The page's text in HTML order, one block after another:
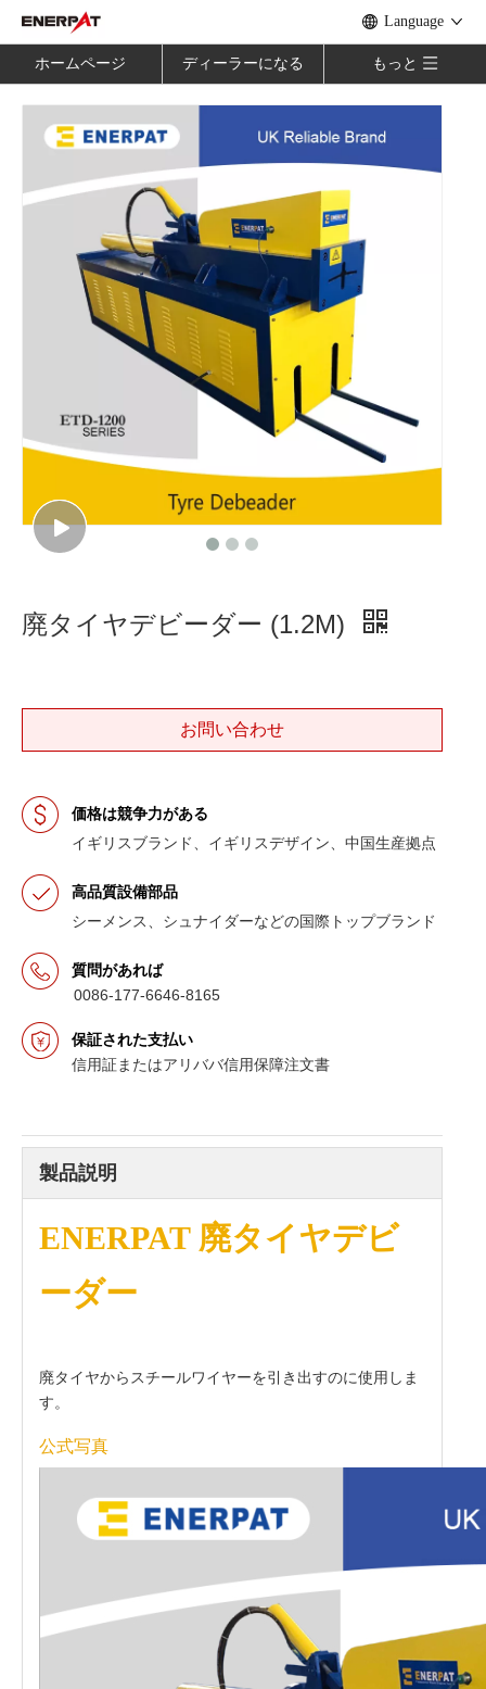
Language
ホームページ ディーラーになる もっと
廃タイヤデビーダー (1.2M)
お問い合わせ
価格は競争力がある
イギリスブランド、イギリスデザイン、中国生産拠点
高品質設備部品
シーメンス、シュナイダーなどの国際トップブランド
質問があれば
0086-177-6646-8165
保証された支払い
信用証またはアリババ信用保障注文書
製品説明
ENERPAT 廃タイヤデビ
ーダー
廃タイヤからスチールワイヤーを引き出すのに使用しま
す。
公式写真